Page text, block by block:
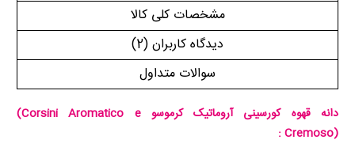
مشخصات کلی کالا
دیدگاه کاربران(2)
سوالات متداول
دانه قهوه کورسینی آروماتیک کرموسو(Corsini Aromatico e
Cremoso)
: